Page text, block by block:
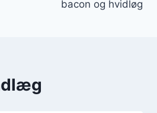
bacon og hvidløg